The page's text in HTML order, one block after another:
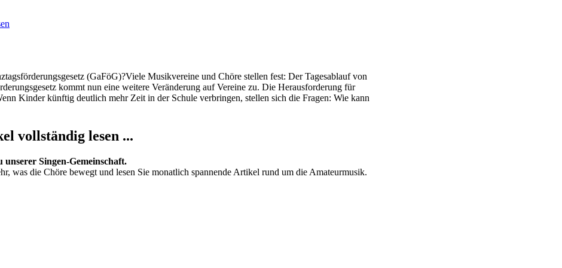
(GaFöG)?Viele Musikvereine und Chöre stellen fest: Der Tagesablauf von
kommt nun eine weitere Veränderung auf Vereine zu. Die Herausforderung für
Kinder künftig deutlich mehr Zeit in der Schule verbringen, stellen sich die Fragen: Wie kann
vollständig lesen ...
Singen-Gemeinschaft.
was die Chöre bewegt und lesen Sie monatlich spannende Artikel rund um die Amateurmusik.